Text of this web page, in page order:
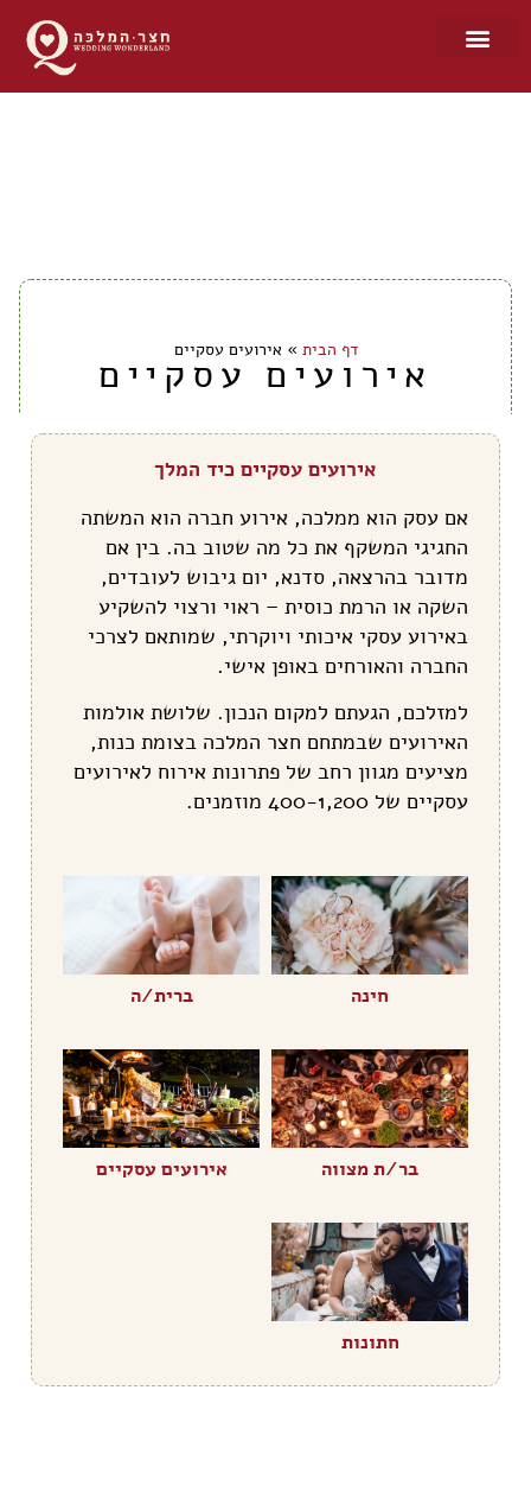
דף הבית » אירועים עסקיים
אירועים עסקיים
אירועים עסקיים כיד המלך
אם עסק הוא ממלכה, אירוע חברה הוא המשתה
החגיגי המשקף את כל מה שטוב בה. בין אם
מדובר בהרצאה, סדנא, יום גיבוש לעובדים,
השקה או הרמת כוסית – ראוי ורצוי להשקיע
באירוע עסקי איכותי ויוקרתי, שמותאם לצרכי
החברה והאורחים באופן אישי.
למזלכם, הגעתם למקום הנכון. שלושת אולמות
האירועים שבמתחם חצר המלכה בצומת כנות,
מציעים מגוון רחב של פתרונות אירוח לאירועים
עסקיים של 400-1,200 מוזמנים.
חינה ברית/ה
בר/ת מצווה אירועים עסקיים
חתונות